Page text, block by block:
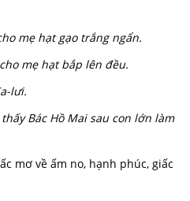
mẹ hạt gạo trắng ngẩn.
bắp lên đều.
lưi.
Bác Hồ Mai sau con lớn làm
mơ về ấm no, hạnh phúc, giấc